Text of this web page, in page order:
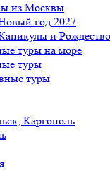
из Москвы
год 2027
и
туры на море
туры
туры
Каргополь